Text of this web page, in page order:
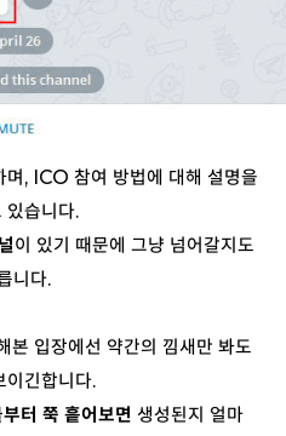
며, ICO 참여 방법에 대해 설명을
있습니다.
이 있기 때문에 그냥 넘어갈지도
니다.
본 입장에선 약간의 낌새만 봐도
이긴합니다.
터 쭉 흩어보면 생성된지 얼마